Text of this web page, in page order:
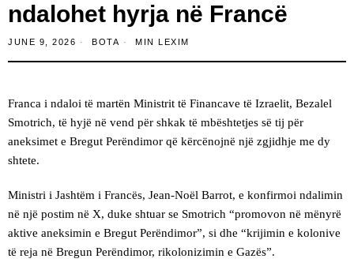
ndalohet hyrja në Francë
JUNE 9, 2026 BOTA MIN LEXIM
Franca i ndaloi të martën Ministrit të Financave të Izraelit, Bezalel
Smotrich, të hyjë në vend për shkak të mbështetjes së tij për
aneksimet e Bregut Perëndimor që kërcënojnë një zgjidhje me dy
shtete.
Ministri i Jashtëm i Francës, Jean-Noël Barrot, e konfirmoi ndalimin
në një postim në X, duke shtuar se Smotrich “promovon në mënyrë
aktive aneksimin e Bregut Perëndimor”, si dhe “krijimin e kolonive
të reja në Bregun Perëndimor, rikolonizimin e Gazës”.